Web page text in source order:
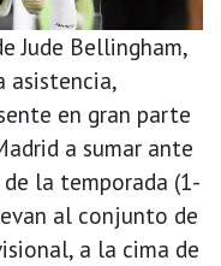
Jude Bellingham,
asistencia,
en gran parte
a sumar ante
la temporada (1-
al conjunto de
a la cima de